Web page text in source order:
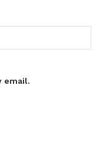
email.